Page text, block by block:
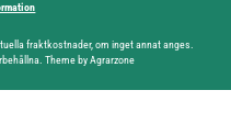
fraktkostnader, om inget annat anges.
Theme by Agrarzone